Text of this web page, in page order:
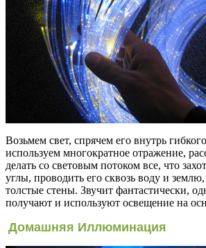
Возьмем свет, спрячем его внутрь
используем многократное отражение,
делать со световым потоком все, что
углы, проводить его сквозь воду и
толстые стены. Звучит фантастически,
получают и используют освещение на
Домашняя Иллюминация